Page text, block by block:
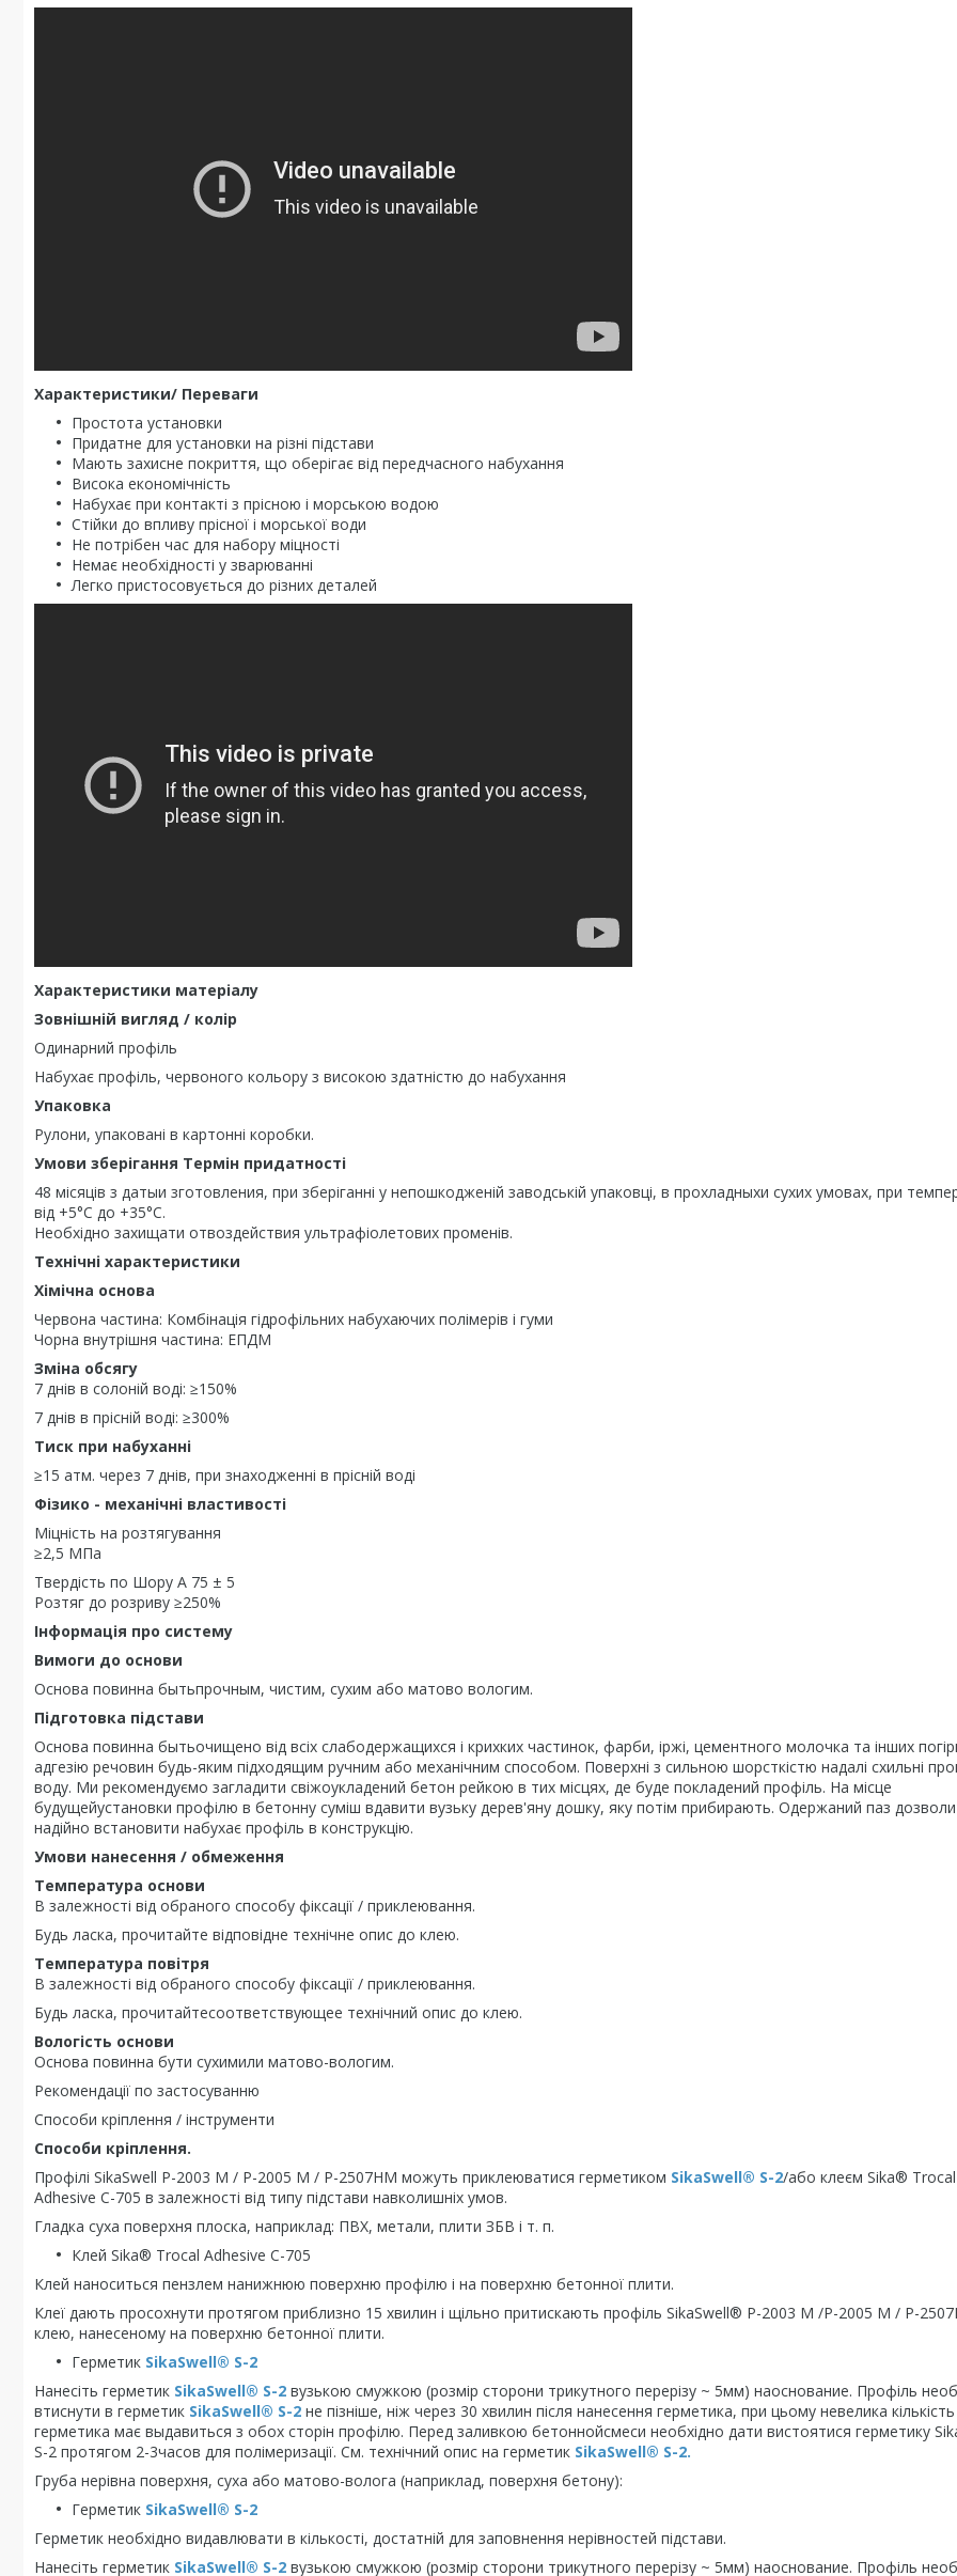
Характеристики/ Переваги
Простота установки
Придатне для установки на різні підстави
Мають захисне покриття, що оберігає від передчасного набухання
Висока економічність
Набухає при контакті з прісною і морською водою
Стійки до впливу прісної і морської води
Не потрібен час для набору міцності
Немає необхідності у зварюванні
Легко пристосовується до різних деталей
Характеристики матеріалу
Зовнішній вигляд / колір
Одинарний профіль
Набухає профіль, червоного кольору з високою здатністю до набухання
Упаковка
Рулони, упаковані в картонні коробки.
Умови зберігання Термін придатності
48 місяців з датыи зготовления, при зберіганні у непошкодженій заводській упаковці, в прохладныхи сухих умовах, при
від +5°С до +35°С.
Необхідно захищати отвоздействия ультрафіолетових променів.
Технічні характеристики
Хімічна основа
Червона частина: Комбінація гідрофільних набухаючих полімерів і гуми
Чорна внутрішня частина: ЕПДМ
Зміна обсягу
7 днів в солоній воді: ≥150%
7 днів в прісній воді: ≥300%
Тиск при набуханні
≥15 атм. через 7 днів, при знаходженні в прісній воді
Фізико - механічні властивості
Міцність на розтягування
≥2,5 МПа
Твердість по Шору А 75 ± 5
Розтяг до розриву ≥250%
Інформація про систему
Вимоги до основи
Основа повинна бытьпрочным, чистим, сухим або матово вологим.
Підготовка підстави
Основа повинна бытьочищено від всіх слабодержащихся і крихких частинок, фарби, іржі, цементного молочка та інших
адгезію речовин будь-яким підходящим ручним або механічним способом. Поверхні з сильною шорсткістю надалі схильні
воду. Ми рекомендуємо загладити свіжоукладений бетон рейкою в тих місцях, де буде покладений профіль. На місце
будущейустановки профілю в бетонну суміш вдавити вузьку дерев'яну дошку, яку потім прибирають. Одержаний паз
надійно встановити набухає профіль в конструкцію.
Умови нанесення / обмеження
Температура основи
В залежності від обраного способу фіксації / приклеювання.
Будь ласка, прочитайте відповідне технічне опис до клею.
Температура повітря
В залежності від обраного способу фіксації / приклеювання.
Будь ласка, прочитайтесоответствующее технічний опис до клею.
Вологість основи
Основа повинна бути сухимили матово-вологим.
Рекомендації по застосуванню
Способи кріплення / інструменти
Способи кріплення.
Профілі SikaSwell Р-2003 М / Р-2005 М / Р-2507НМ можуть приклеюватися герметиком SikaSwell® S-2/або клеєм Sika® Trocal
Adhesive C-705 в залежності від типу підстави навколишніх умов.
Гладка суха поверхня плоска, наприклад: ПВХ, метали, плити ЗБВ і т. п.
Клей Sika® Trocal Adhesive C-705
Клей наноситься пензлем нанижнюю поверхню профілю і на поверхню бетонної плити.
Клеї дають просохнути протягом приблизно 15 хвилин і щільно притискають профіль SikaSwell® Р-2003 М /Р-2005 М / Р-
клею, нанесеному на поверхню бетонної плити.
Герметик SikaSwell® S-2
Нанесіть герметик SikaSwell® S-2 вузькою смужкою (розмір сторони трикутного перерізу ~ 5мм) наоснование. Профіль
втиснути в герметик SikaSwell® S-2 не пізніше, ніж через 30 хвилин після нанесення герметика, при цьому невелика кількість
герметика має выдавиться з обох сторін профілю. Перед заливкою бетоннойсмеси необхідно дати вистоятися герметику
S-2 протягом 2-3часов для полімеризації. См. технічний опис на герметик SikaSwell® S-2.
Груба нерівна поверхня, суха або матово-волога (наприклад, поверхня бетону):
Герметик SikaSwell® S-2
Герметик необхідно видавлювати в кількості, достатній для заповнення нерівностей підстави.
Нанесіть герметик SikaSwell® S-2 вузькою смужкою (розмір сторони трикутного перерізу ~ 5мм) наоснование. Профіль